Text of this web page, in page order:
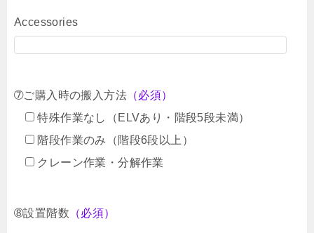
Accessories
➆ご購入時の搬入方法 （必須）
特殊作業なし（ELVあり・階段5段未満）
階段作業のみ（階段6段以上）
クレーン作業・分解作業
➇設置階数 （必須）